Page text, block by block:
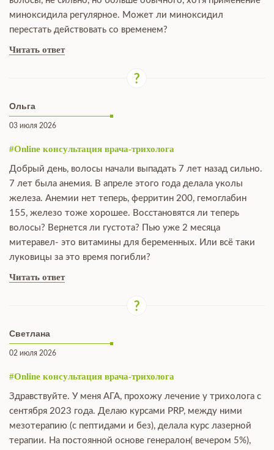
миноксидила регулярное. Может ли миноксидил
перестать действовать со временем?
Читать ответ
Ольга
03 июля 2026
#Online консультация врача-трихолога
Добрый день, волосы начали выпадать 7 лет назад сильно.
7 лет была анемия. В апреле этого года делала уколы
железа. Анемии нет теперь, ферритин 200, гемоглабин
155, железо тоже хорошее. Восстановятся ли теперь
волосы? Вернется ли густота? Пью уже 2 месяца
митеравел- это витамины для беременных. Или всё таки
луковицы за это время погибли?
Читать ответ
Светлана
02 июля 2026
#Online консультация врача-трихолога
Здравствуйте. У меня АГА, прохожу лечение у трихолога с
сентября 2023 года. Делаю курсами PRP, между ними
мезотерапию (с пептидами и без), делала курс лазерной
терапии. На постоянной основе генералон( вечером 5%),